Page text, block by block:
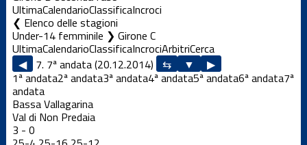
UltimaCalendarioClassificaIncroci
Elenco delle stagioni
Under-14 femminile ❯ Girone C
UltimaCalendarioClassificaIncrociArbitriCerca
◀ 7. 7ª andata (20.12.2014)
▶
1ª andata2ª andata3ª andata4ª andata5ª andata6ª andata7ª
andata
Bassa Vallagarina
Val di Non Predaia
3 - 0